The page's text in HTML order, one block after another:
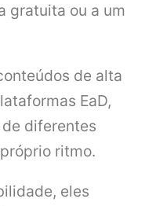
gratuita ou a um
de alta
EaD,
diferentes
ritmo.
eles